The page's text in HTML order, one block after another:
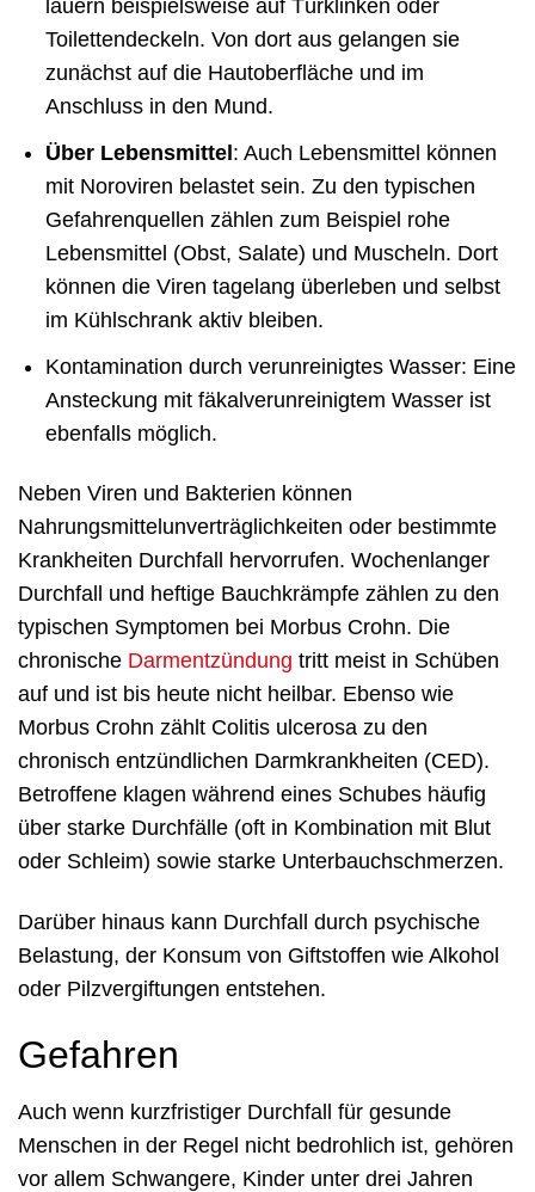
lauern beispielsweise auf Türklinken oder
Toilettendeckeln. Von dort aus gelangen sie
zunächst auf die Hautoberfläche und im
Anschluss in den Mund.
Über Lebensmittel: Auch Lebensmittel können
mit Noroviren belastet sein. Zu den typischen
Gefahrenquellen zählen zum Beispiel rohe
Lebensmittel (Obst, Salate) und Muscheln. Dort
können die Viren tagelang überleben und selbst
im Kühlschrank aktiv bleiben.
Kontamination durch verunreinigtes Wasser: Eine
Ansteckung mit fäkalverunreinigtem Wasser ist
ebenfalls möglich.
Neben Viren und Bakterien können
Nahrungsmittelunverträglichkeiten oder bestimmte
Krankheiten Durchfall hervorrufen. Wochenlanger
Durchfall und heftige Bauchkrämpfe zählen zu den
typischen Symptomen bei Morbus Crohn. Die
chronische Darmentzündung tritt meist in Schüben
auf und ist bis heute nicht heilbar. Ebenso wie
Morbus Crohn zählt Colitis ulcerosa zu den
chronisch entzündlichen Darmkrankheiten (CED).
Betroffene klagen während eines Schubes häufig
über starke Durchfälle (oft in Kombination mit Blut
oder Schleim) sowie starke Unterbauchschmerzen.
Darüber hinaus kann Durchfall durch psychische
Belastung, der Konsum von Giftstoffen wie Alkohol
oder Pilzvergiftungen entstehen.
Gefahren
Auch wenn kurzfristiger Durchfall für gesunde
Menschen in der Regel nicht bedrohlich ist, gehören
vor allem Schwangere, Kinder unter drei Jahren